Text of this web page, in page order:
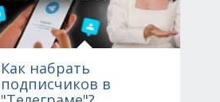
Как набрать
подписчиков в